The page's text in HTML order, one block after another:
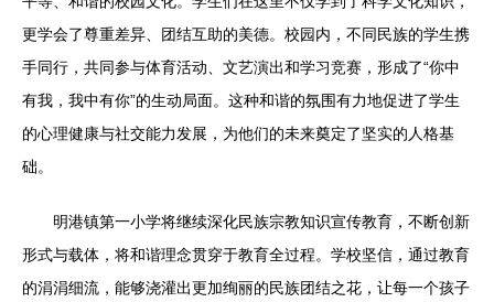
更学会了尊重差异、团结互助的美德。校园内，不同民族的学生携
手同行，共同参与体育活动、文艺演出和学习竞赛，形成了“你中
有我，我中有你”的生动局面。这种和谐的氛围有力地促进了学生
的心理健康与社交能力发展，为他们的未来奠定了坚实的人格基
础。
明港镇第一小学将继续深化民族宗教知识宣传教育，不断创新
形式与载体，将和谐理念贯穿于教育全过程。学校坚信，通过教育
的涓涓细流，能够浇灌出更加绚丽的民族团结之花，让每一个孩子